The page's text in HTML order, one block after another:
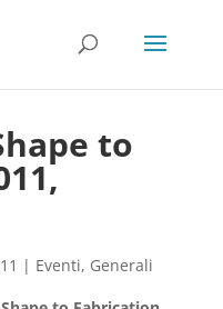
to
| Eventi, Generali